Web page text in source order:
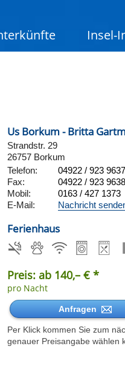
Insel-
Us Borkum - Britta
Strandstr. 29
26757 Borkum
Telefon:
04922 / 923 9637
Fax:
04922 / 923 9638
Mobil:
0163 / 427 1373
E-Mail:
Nachricht
Ferienhaus
Preis: ab 140,– € *
pro Nacht
Anfragen
Per Klick kommen Sie zum
genauer Preisangabe wählen